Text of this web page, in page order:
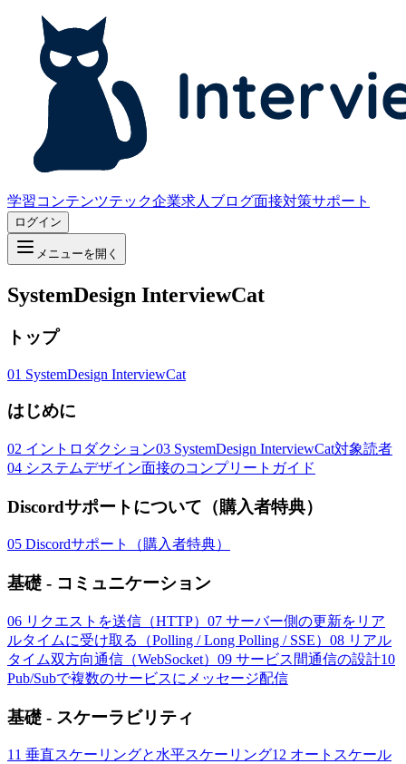
学習コンテンツテック企業求人 ブログ面接対策サポート
ログイン
メニューを開く
SystemDesign InterviewCat
トップ
01 SystemDesign InterviewCat
はじめに
02 イントロダクション03 SystemDesign InterviewCat対象読者
04 システムデザイン面接のコンプリートガイド
Discordサポートについて（購入者特典）
05 Discordサポート（購入者特典）
基礎 - コミュニケーション
06 リクエストを送信（HTTP） 07 サーバー側の更新をリア
ルタイムに受け取る（Polling / Long Polling / SSE） 08 リアル
タイム双方向通信（WebSocket） 09 サービス間通信の設計10
Pub/Subで複数のサービスにメッセージ配信
基礎 - スケーラビリティ
11 垂直スケーリングと水平スケーリング12 オートスケール